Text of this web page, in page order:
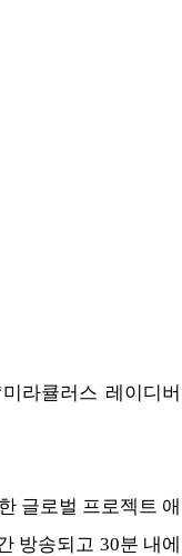
라큘러스 레이디버
글로벌 프로젝트 애
방송되고 30분 내에